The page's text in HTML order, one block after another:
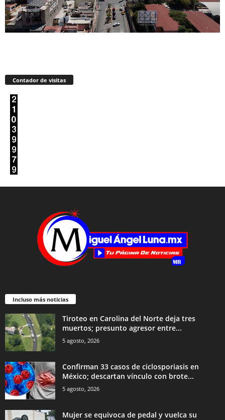
Contador de visitas
Incluso más noticias
Tiroteo en Carolina del Norte deja tres
muertos; presunto agresor entre...
5 agosto, 2026
Confirman 33 casos de ciclosporiasis en
México; descartan vínculo con brote...
5 agosto, 2026
Mujer se equivoca de pedal y vuelca su